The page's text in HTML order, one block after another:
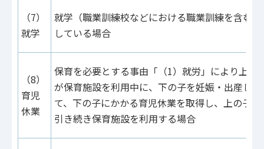
（7）
就学
就学（職業訓練校などにおける職業訓練を含む）
している場合
（8）
育児
休業
保育を必要とする事由「（1）就労」により上の
が保育施設を利用中に、下の子を妊娠・出産し
て、下の子にかかる育児休業を取得し、上の子が
引き続き保育施設を利用する場合